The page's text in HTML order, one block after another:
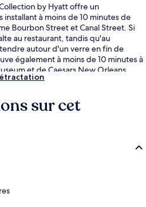
by Hyatt offre un
à moins de 10 minutes de
Bourbon Street et Canal Street. Si
au restaurant, tandis qu'au
autour d'un verre en fin de
également à moins de 10 minutes à
et de Caesars New Orleans
le personnel attentionné.
et Station de métro
les bras.sur cet